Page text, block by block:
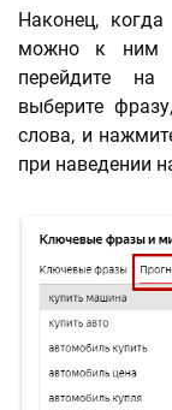
Наконец,
можно к ним
перейдите на
выберите
слова, и
при наведении